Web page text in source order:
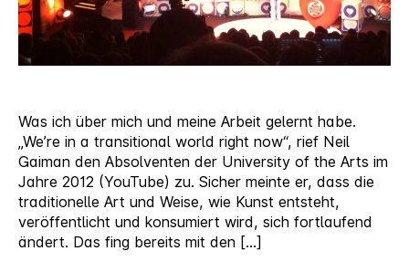
Was ich über mich und meine Arbeit gelernt habe.
„We’re in a transitional world right now“, rief Neil
Gaiman den Absolventen der University of the Arts im
Jahre 2012 (YouTube) zu. Sicher meinte er, dass die
traditionelle Art und Weise, wie Kunst entsteht,
veröffentlicht und konsumiert wird, sich fortlaufend
ändert. Das fing bereits mit den […]